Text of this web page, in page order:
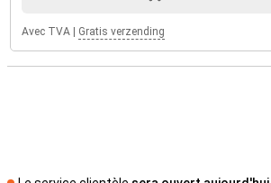
Avec TVA Gratis verzending